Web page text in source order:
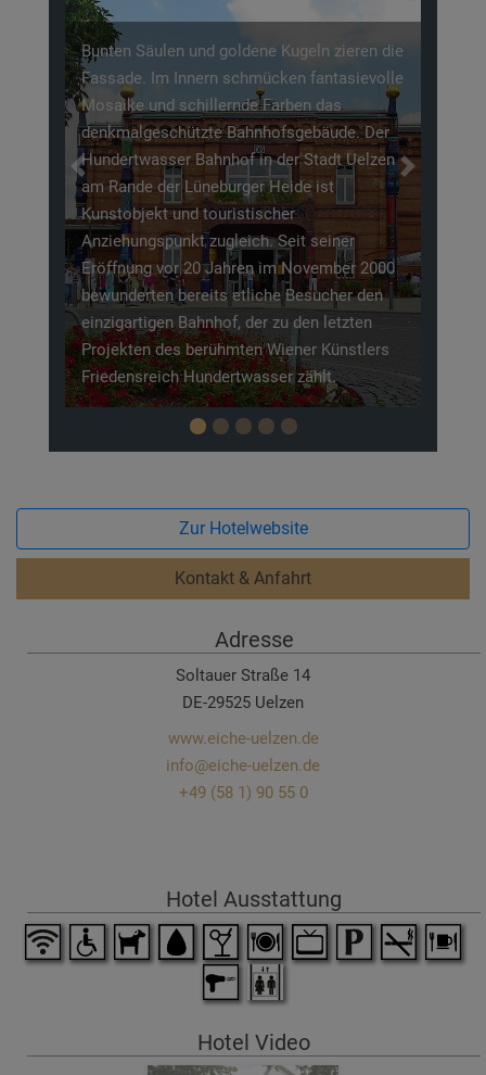
geschütztes Naturidyll, sondern birgt auch
eine umfangreiche Geschichte. Wenn Sie
einem der Wanderwege zwischen
Kiefernwäldern und Talauen folgen,
entdecken Sie noch heute 59 Hügelgräber
aus vergangenen Zeiten (1200 vor Christus).
Die schönste Zeit, das Zusammenspiel aus
Geschichte und Natur zu betrachten, ist
zwischen August und September. Die
sogenannte fünfte Jahreszeit der Lüneburger
Heide, lässt hier die Heideflächen in einer
wunderschönen rosa- und lilafarbener
Blütenpracht erstrahlen.
Previous Next
Zur Hotelwebsite
Kontakt & Anfahrt
Adresse
Soltauer Straße 14
DE-29525 Uelzen
www.eiche-uelzen.de
info@eiche-uelzen.de
+49 (58 1) 90 55 0
Hotel Ausstattung
Hotel Video